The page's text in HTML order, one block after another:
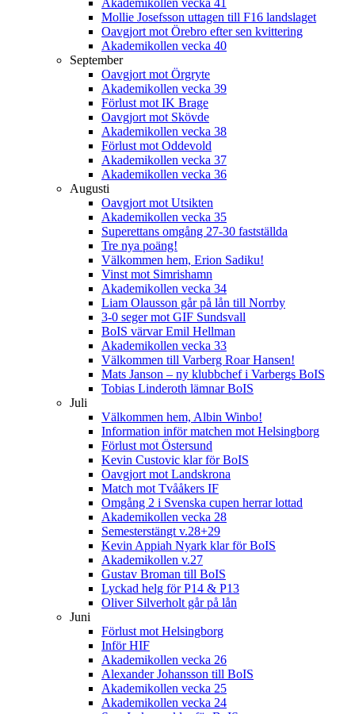
Mollie Josefsson uttagen till F16 landslaget
Oavgjort mot Örebro efter sen kvittering
Akademikollen vecka 40
September
Oavgjort mot Örgryte
Akademikollen vecka 39
Förlust mot IK Brage
Oavgjort mot Skövde
Akademikollen vecka 38
Förlust mot Oddevold
Akademikollen vecka 37
Akademikollen vecka 36
Augusti
Oavgjort mot Utsikten
Akademikollen vecka 35
Superettans omgång 27-30 fastställda
Tre nya poäng!
Välkommen hem, Erion Sadiku!
Vinst mot Simrishamn
Akademikollen vecka 34
Liam Olausson går på lån till Norrby
3-0 seger mot GIF Sundsvall
BoIS värvar Emil Hellman
Akademikollen vecka 33
Välkommen till Varberg Roar Hansen!
Mats Janson – ny klubbchef i Varbergs BoIS
Tobias Linderoth lämnar BoIS
Juli
Välkommen hem, Albin Winbo!
Information inför matchen mot Helsingborg
Förlust mot Östersund
Kevin Custovic klar för BoIS
Oavgjort mot Landskrona
Match mot Tvååkers IF
Omgång 2 i Svenska cupen herrar lottad
Akademikollen vecka 28
Semesterstängt v.28+29
Kevin Appiah Nyark klar för BoIS
Akademikollen v.27
Gustav Broman till BoIS
Lyckad helg för P14 & P13
Oliver Silverholt går på lån
Juni
Förlust mot Helsingborg
Inför HIF
Akademikollen vecka 26
Alexander Johansson till BoIS
Akademikollen vecka 25
Akademikollen vecka 24